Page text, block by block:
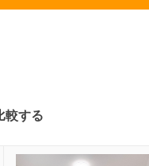
較する